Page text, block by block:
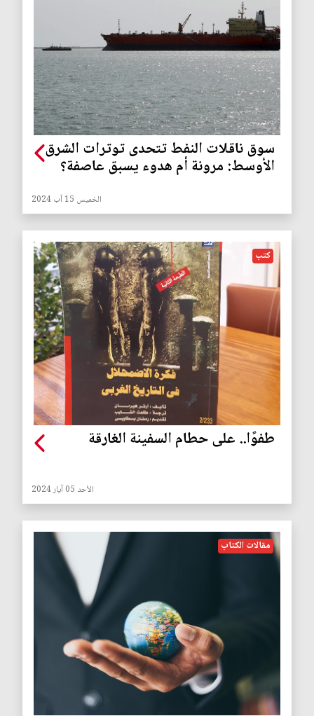
سوق ناقلات النفط تتحدى توترات الشرق
الأوسط: مرونة أم هدوء يسبق عاصفة؟
الخميس 15 آب 2024
كتب
طفوًا.. على حطام السفينة الغارقة
الأحد 05 آيار 2024
مقالات الكتاب